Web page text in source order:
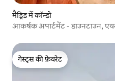
मैड्रिड में कॉन्डो
आकर्षक अपार्टमेंट - डाउनटाउन,
गेस्ट्स की फ़ेवरेट
गेस्ट्स की फ़ेवरेट